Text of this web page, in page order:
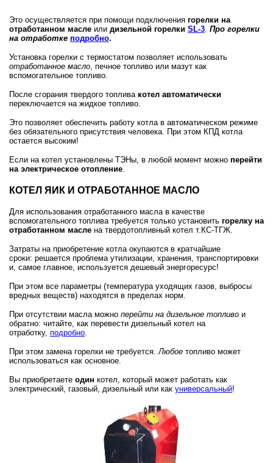
Это осуществляется при помощи подключения горелки на
отработанном масле или дизельной горелки SL-3 Про горелки
на отработке подробно.
Установка горелки с термостатом позволяет использовать
отработанное масло , печное топливо или мазут как
вспомогательное топливо.
После сгорания твердого топлива котел автоматически
переключается на жидкое топливо.
Это позволяет обеспечить работу котла в автоматическом режиме
без обязательного присутствия человека. При этом КПД котла
остается высоким!
Если на котел установлены ТЭНы, в любой момент можно перейти
на электрическое отопление
КОТЕЛ ЯИК И ОТРАБОТАННОЕ МАСЛО
Для использования отработанного масла в качестве
вспомогательного топлива требуется только установить горелку на
отработанном масле на твердотопливный котел т.КС-ТГЖ.
Затраты на приобретение котла окупаются в кратчайшие
сроки: решается проблема утилизации, хранения, транспортировки
и, самое главное, используется дешевый энергоресурс!
При этом все параметры (температура уходящих газов, выбросы
вредных веществ) находятся в пределах норм.
При отсутствии масла можно перейти на дизельное топливо и
обратно: читайте, как перевести дизельный котел на
отработку, подробно.
При этом замена горелки не требуется.Любое топливо может
использоваться как основное.
Вы приобретаете один котел, который может работать как
электрический, газовый, дизельный или как универсальный!